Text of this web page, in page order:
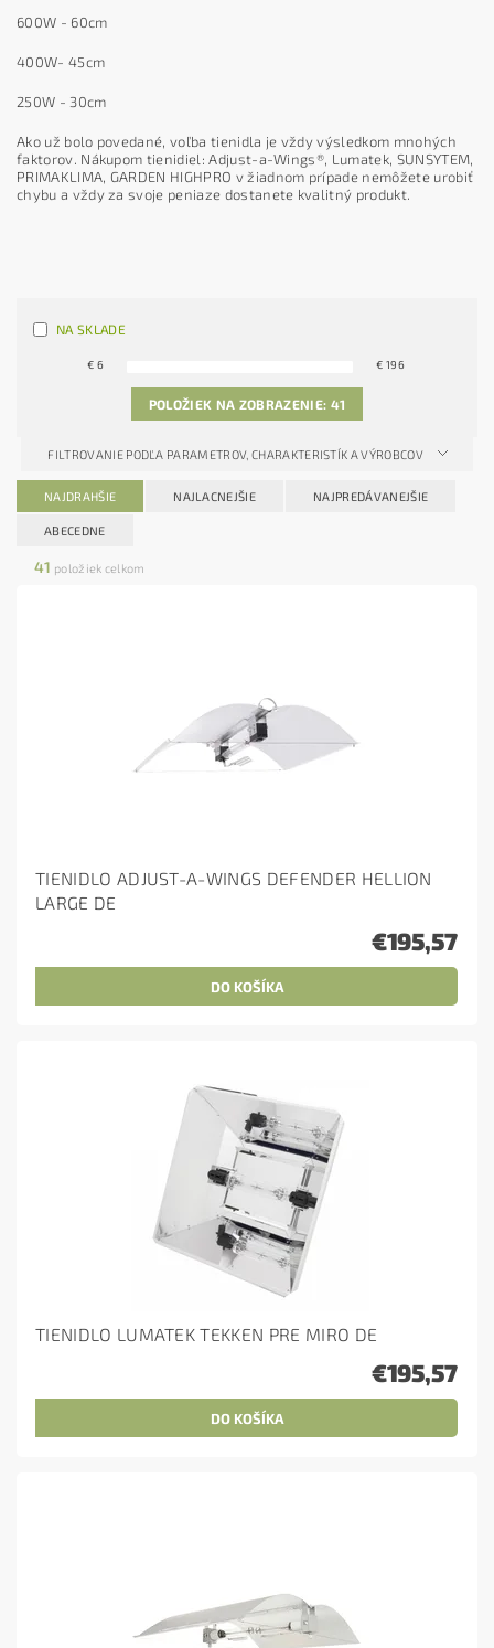
600W - 60cm
400W- 45cm
250W - 30cm
Ako už bolo povedané, voľba tienidla je vždy výsledkom mnohých
faktorov. Nákupom tienidiel: Adjust-a-Wings®, Lumatek, SUNSYTEM,
PRIMAKLIMA, GARDEN HIGHPRO v žiadnom prípade nemôžete urobiť
chybu a vždy za svoje peniaze dostanete kvalitný produkt.
NA SKLADE
€6 € 196
POLOŽIEK NA ZOBRAZENIE: 41
FILTROVANIE PODĽA PARAMETROV, CHARAKTERISTÍK A VÝROBCOV
NAJDRAHŠIE NAJLACNEJŠIE NAJPREDÁVANEJŠIE
ABECEDNE
41 položiek celkom
TIENIDLO ADJUST-A-WINGS DEFENDER HELLION
LARGE DE
€195,57
TIENIDLO LUMATEK TEKKEN PRE MIRO DE
€195,57